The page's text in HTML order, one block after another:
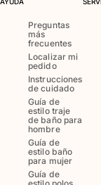
REGALOS
Inspiración
LAS
La
Preguntas
más
frecuentes
Localizar mi
pedido
Instrucciones
de cuidado
Guía de
estilo traje
de baño para
hombre
Guía de
estilo baño
para mujer
Guía de